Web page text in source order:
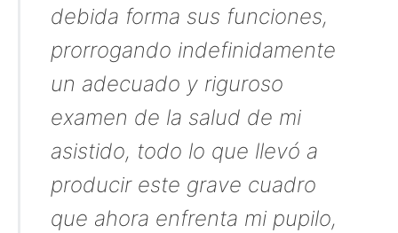
debida forma sus funciones,
prorrogando indefinidamente
un adecuado y riguroso
examen de la salud de mi
asistido, todo lo que llevó a
producir este grave cuadro
que ahora enfrenta mi pupilo,